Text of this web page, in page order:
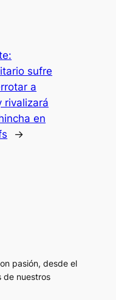
sufre
a
rivalizará
en
→
pasión, desde el
de nuestros